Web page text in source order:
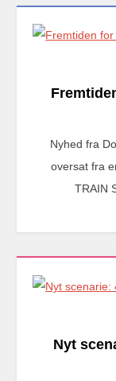
Nyhed fra
oversat fra
TRAIN
Nyt